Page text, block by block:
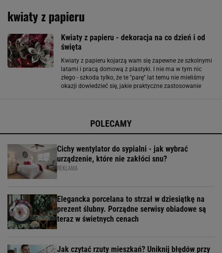
kwiaty z papieru
Kwiaty z papieru - dekoracja na co dzień i od
święta
Kwiaty z papieru kojarzą wam się zapewne ze szkolnymi
latami i pracą domową z plastyki. I nie ma w tym nic
złego - szkoda tylko, że te "parę" lat temu nie mieliśmy
okazji dowiedzieć się, jakie praktyczne zastosowanie
POLECAMY
Cichy wentylator do sypialni - jak wybrać
urządzenie, które nie zakłóci snu?
REKLAMA
Elegancka porcelana to strzał w dziesiątkę na
prezent ślubny. Porządne serwisy obiadowe są
teraz w świetnych cenach
Jak czytać rzuty mieszkań? Uniknij błędów przy